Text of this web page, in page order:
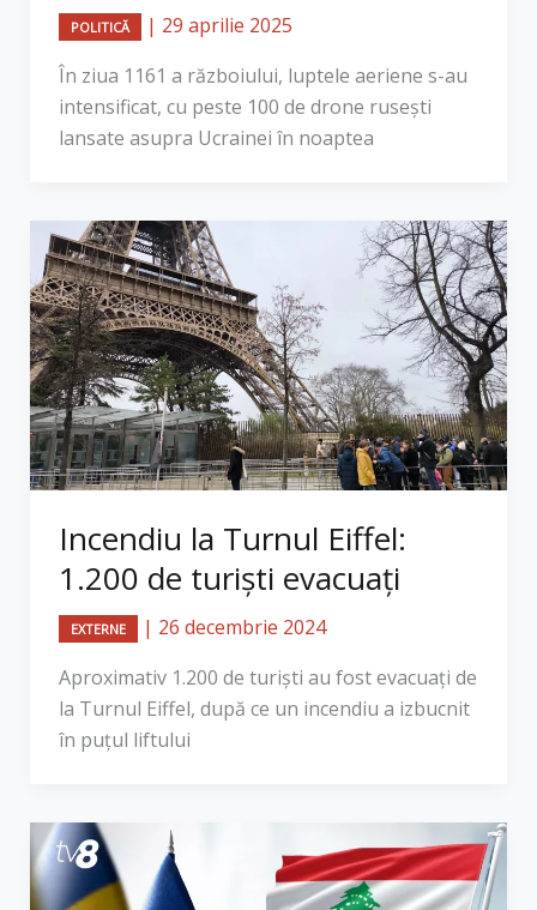
POLITICĂ | 29 aprilie 2025
În ziua 1161 a războiului, luptele aeriene s-au
intensificat, cu peste 100 de drone rusești
lansate asupra Ucrainei în noaptea
Incendiu la Turnul Eiffel:
1.200 de turiști evacuați
EXTERNE | 26 decembrie 2024
Aproximativ 1.200 de turiști au fost evacuați de
la Turnul Eiffel, după ce un incendiu a izbucnit
în puțul liftului